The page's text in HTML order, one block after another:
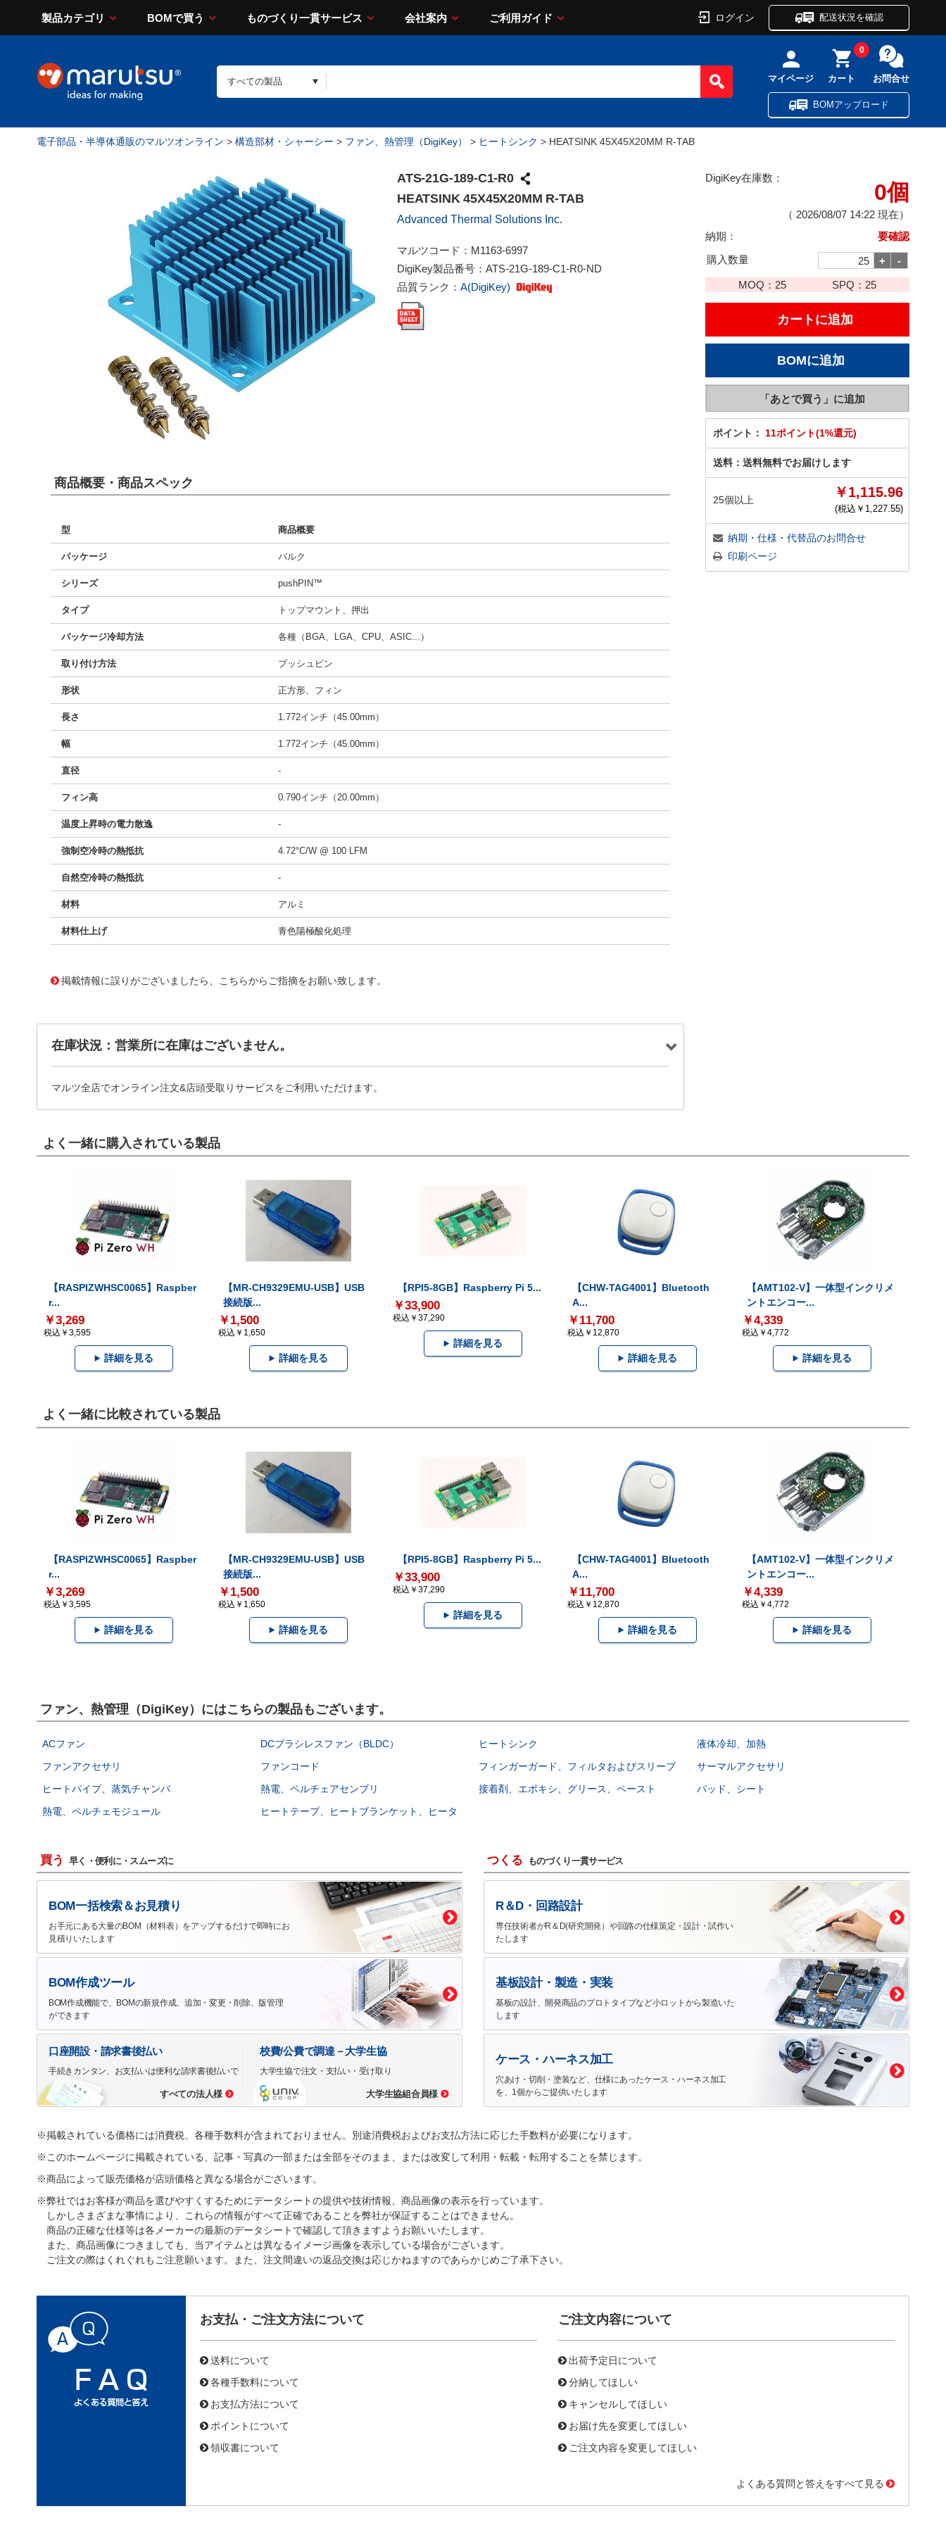
製品カテゴリ BOMで買う ものづくり一貫サービス 会社案内 ご利用ガイド ログイン 配送状況を確認
マイページ カート
0
お問合せ
BOMアップロード
電子部品・半導体通販のマルツオンライン > 構造部材・シャーシー > ファン、熱管理（DigiKey） > ヒートシンク > HEATSINK 45X45X20MM R-TAB
ATS-21G-189-C1-R0
HEATSINK 45X45X20MM R-TAB
Advanced Thermal Solutions Inc.
マルツコード： M1163-6997
DigiKey製品番号： ATS-21G-189-C1-R0-ND
品質ランク： A(DigiKey)
DigiKey在庫数：
0個
（ 2026/08/07 14:22 現在）
納期：
要確認
購入数量
MOQ： 25 SPQ： 25
ポイント： 11ポイント(1%還元)
送料： 送料無料でお届けします
25個以上 ￥1,115.96
(税込￥ 1,227.55)
納期・仕様・代替品のお問合せ
印刷ページ
商品概要・商品スペック
型 商品概要
パッケージ バルク
シリーズ pushPIN™
タイプ トップマウント、押出
パッケージ冷却方法 各種（BGA、LGA、CPU、ASIC...）
取り付け方法 プッシュピン
形状 正方形、フィン
長さ 1.772インチ（45.00mm）
幅 1.772インチ（45.00mm）
直径 -
フィン高 0.790インチ（20.00mm）
温度上昇時の電力散逸 -
強制空冷時の熱抵抗 4.72°C/W @ 100 LFM
自然空冷時の熱抵抗 -
材料 アルミ
材料仕上げ 青色陽極酸化処理
掲載情報に誤りがございましたら、こちらからご指摘をお願い致します。
在庫状況：営業所に在庫はございません。
マルツ全店でオンライン注文&店頭受取りサービスをご利用いただけます。
よく一緒に購入されている製品
【RASPIZWHSC0065】Raspber
r...
￥3,269
税込￥3,595
詳細を見る
【MR-CH9329EMU-USB】USB
接続版...
￥1,500
税込￥1,650
詳細を見る
【RPI5-8GB】Raspberry Pi 5...
￥33,900
税込￥37,290
詳細を見る
【CHW-TAG4001】Bluetooth
A...
￥11,700
税込￥12,870
詳細を見る
【AMT102-V】一体型インクリメ
ントエンコー...
￥4,339
税込￥4,772
詳細を見る
よく一緒に比較されている製品
【RASPIZWHSC0065】Raspber
r...
￥3,269
税込￥3,595
詳細を見る
【MR-CH9329EMU-USB】USB
接続版...
￥1,500
税込￥1,650
詳細を見る
【RPI5-8GB】Raspberry Pi 5...
￥33,900
税込￥37,290
詳細を見る
【CHW-TAG4001】Bluetooth
A...
￥11,700
税込￥12,870
詳細を見る
【AMT102-V】一体型インクリメ
ントエンコー...
￥4,339
税込￥4,772
詳細を見る
ファン、熱管理（DigiKey）にはこちらの製品もございます。
ACファン DCブラシレスファン（BLDC） ヒートシンク
液体冷却、加熱
ファンアクセサリ
ファンコード フィンガーガード、フィルタおよびスリーブ
サーマルアクセサリ
ヒートパイプ、蒸気チャンバ
熱電、ペルチェアセンブリ 接着剤、エポキシ、グリース、ペースト
パッド、シート
熱電、ペルチェモジュール
ヒートテープ、ヒートブランケット、ヒータ
買う 早く・便利に・スムーズに
BOM一括検索＆お見積り
お手元にある大量のBOM（材料表）をアップするだけで即時にお
見積りいたします
BOM作成ツール
BOM作成機能で、BOMの新規作成、追加・変更・削除、版管理
ができます
口座開設・請求書後払い
手続きカンタン、お支払いは便利な請求書後払いで
すべての法人様
校費/公費で調達－大学生協
大学生協で注文・支払い・受け取り
大学生協組合員様
つくる ものづくり一貫サービス
R＆D・回路設計
専任技術者がR＆D(研究開発）や回路の仕様策定・設計・試作い
たします
基板設計・製造・実装
基板の設計、開発商品のプロトタイプなど小ロットから製造いた
します
ケース・ハーネス加工
穴あけ・切削・塗装など、仕様にあったケース・ハーネス加工
を、1個からご提供いたします
※掲載されている価格には消費税、各種手数料が含まれておりません。別途消費税およびお支払方法に応じた手数料が必要になります。
※このホームページに掲載されている、記事・写真の一部または全部をそのまま、または改変して利用・転載・転用することを禁じます。
※商品によって販売価格が店頭価格と異なる場合がございます。
※弊社ではお客様が商品を選びやすくするためにデータシートの提供や技術情報、商品画像の表示を行っています。
しかしさまざまな事情により、これらの情報がすべて正確であることを弊社が保証することはできません。
商品の正確な仕様等は各メーカーの最新のデータシートで確認して頂きますようお願いいたします。
また、商品画像につきましても、当アイテムとは異なるイメージ画像を表示している場合がございます。
ご注文の際はくれぐれもご注意願います。また、注文間違いの返品交換は応じかねますのであらかじめご了承下さい。
お支払・ご注文方法について
送料について
各種手数料について
お支払方法について
ポイントについて
領収書について
ご注文内容について
出荷予定日について
分納してほしい
キャンセルしてほしい
お届け先を変更してほしい
ご注文内容を変更してほしい
よくある質問と答えをすべて見る